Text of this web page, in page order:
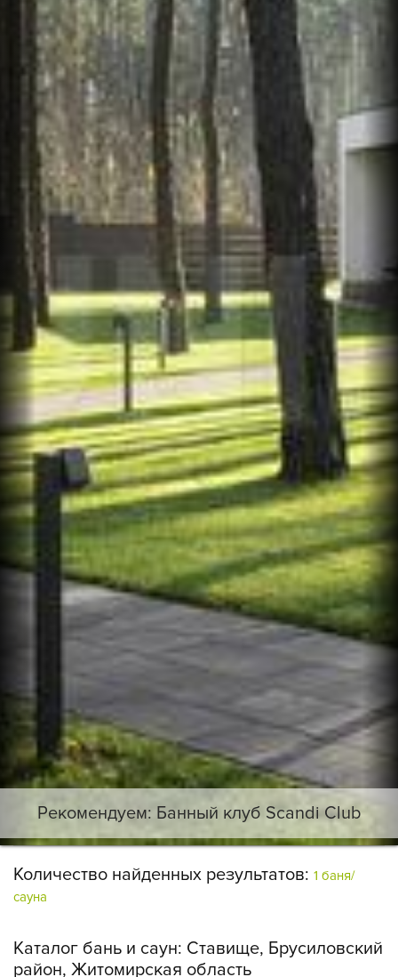
Рекомендуем: Банный клуб Scandi Club
Количество найденных результатов: 1 баня/
сауна
Каталог бань и саун: Ставище, Брусиловский
район, Житомирская область